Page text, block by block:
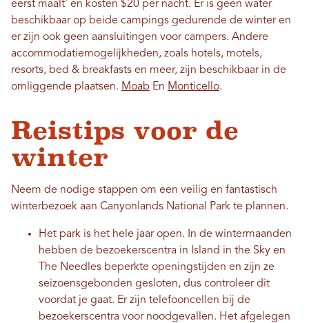
eerst maalt' en kosten $20 per nacht. Er is geen water
beschikbaar op beide campings gedurende de winter en
er zijn ook geen aansluitingen voor campers. Andere
accommodatiemogelijkheden, zoals hotels, motels,
resorts, bed & breakfasts en meer, zijn beschikbaar in de
omliggende plaatsen. Moab En Monticello.
Reistips voor de
winter
Neem de nodige stappen om een ​​veilig en fantastisch
winterbezoek aan Canyonlands National Park te plannen.
Het park is het hele jaar open. In de wintermaanden
hebben de bezoekerscentra in Island in the Sky en
The Needles beperkte openingstijden en zijn ze
seizoensgebonden gesloten, dus controleer dit
voordat je gaat. Er zijn telefooncellen bij de
bezoekerscentra voor noodgevallen. Het afgelegen